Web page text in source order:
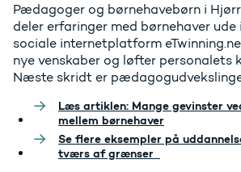
Pædagoger og børnehavebørn i
deler erfaringer med børnehaver ude
sociale internetplatform
nye venskaber og løfter personalets
Næste skridt er
Læs artiklen: Mange gevinster
mellem børnehaver
Se flere eksempler på
tværs af grænser